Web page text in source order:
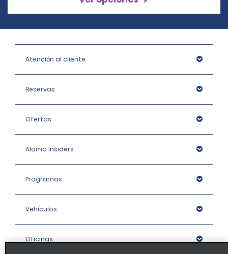
Atención al cliente
Reservas
Ofertas
Alamo Insiders
Programas
Vehículos
Oficinas